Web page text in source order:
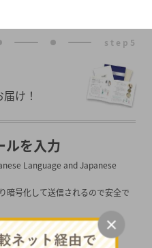
け！
ルを入力
Language and Japanese
暗号化して送信されるので安全で